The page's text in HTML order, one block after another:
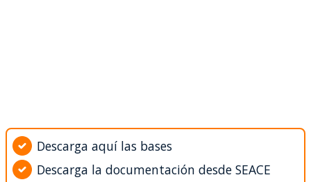
Descarga aquí las bases
Descarga la documentación desde SEACE